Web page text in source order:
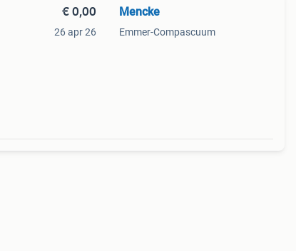
€ 0,00
26 apr 26
Mencke
Emmer-Compascuum